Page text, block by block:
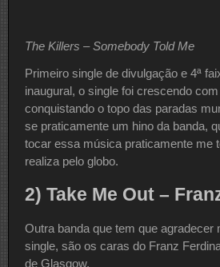
The Killers – Somebody Told Me
Primeiro single de divulgação e 4ª
inaugural, o single foi crescendo
conquistando o topo das paradas
se praticamente um hino da banda,
tocar essa música praticamente me
realiza pelo globo.
2) Take Me Out –
Outra banda que tem que agradecer
single, são os caras do Franz
de Glasgow.